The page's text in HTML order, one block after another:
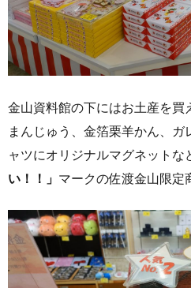
金山資料館の下にはお土産を買
まんじゅう、金箔栗羊かん、
ャツにオリジナルマグネットな
い！！」 マークの佐渡金山限定